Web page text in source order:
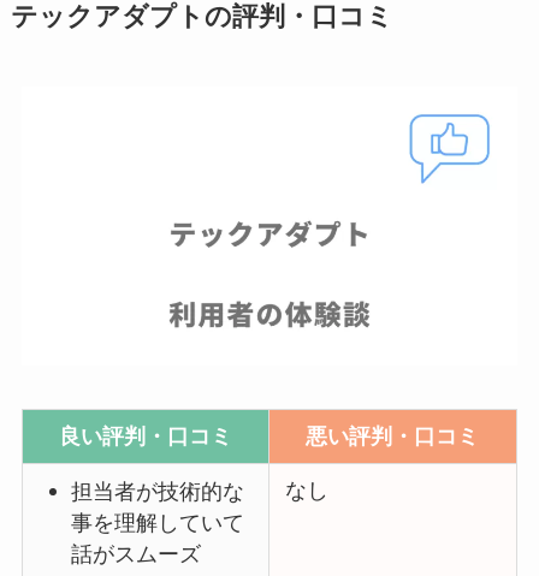
テックアダプトの評判・口コミ
良い評判・口コミ 悪い評判・口コミ
担当者が技術的な
事を理解していて
話がスムーズ
なし